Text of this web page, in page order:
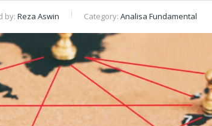
by: Reza Aswin Category: Analisa Fundamental